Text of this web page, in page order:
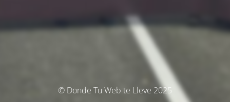
© Donde Tu Web te Lleve 2025